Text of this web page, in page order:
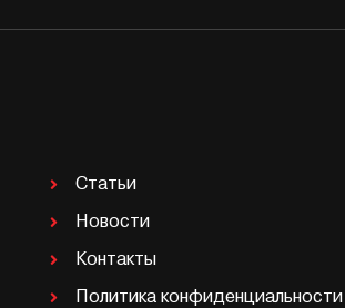
Статьи
Новости
Контакты
Политика конфиденциальности